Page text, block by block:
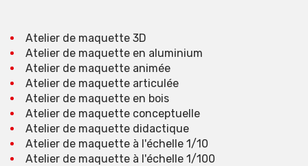
Atelier de maquette 3D
Atelier de maquette en aluminium
Atelier de maquette animée
Atelier de maquette articulée
Atelier de maquette en bois
Atelier de maquette conceptuelle
Atelier de maquette didactique
Atelier de maquette à l'échelle 1/10
Atelier de maquette à l'échelle 1/100